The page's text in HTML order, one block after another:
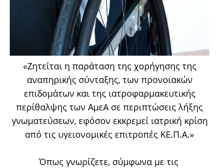
«Ζητείται η παράταση της χορήγησης της
αναπηρικής σύνταξης, των προνοιακών
επιδομάτων και της ιατροφαρμακευτικής
περίθαλψης των ΑμεΑ σε περιπτώσεις λήξης
γνωματεύσεων, εφόσον εκκρεμεί ιατρική κρίση
από τις υγειονομικές επιτροπές ΚΕ.Π.Α.»
Όπως γνωρίζετε, σύμφωνα με τις